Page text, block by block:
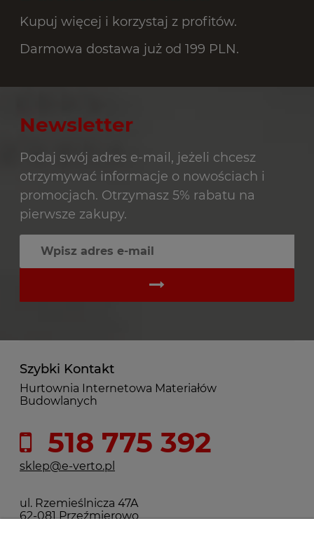
Kupuj więcej i korzystaj z profitów.
Darmowa dostawa już od 199 PLN.
Newsletter
Podaj swój adres e-mail, jeżeli chcesz
otrzymywać informacje o nowościach i
promocjach. Otrzymasz 5% rabatu na
pierwsze zakupy.
Szybki Kontakt
Hurtownia Internetowa Materiałów
Budowlanych
518 775 392
sklep@e-verto.pl
ul. Rzemieślnicza 47A
62-081 Przeźmierowo